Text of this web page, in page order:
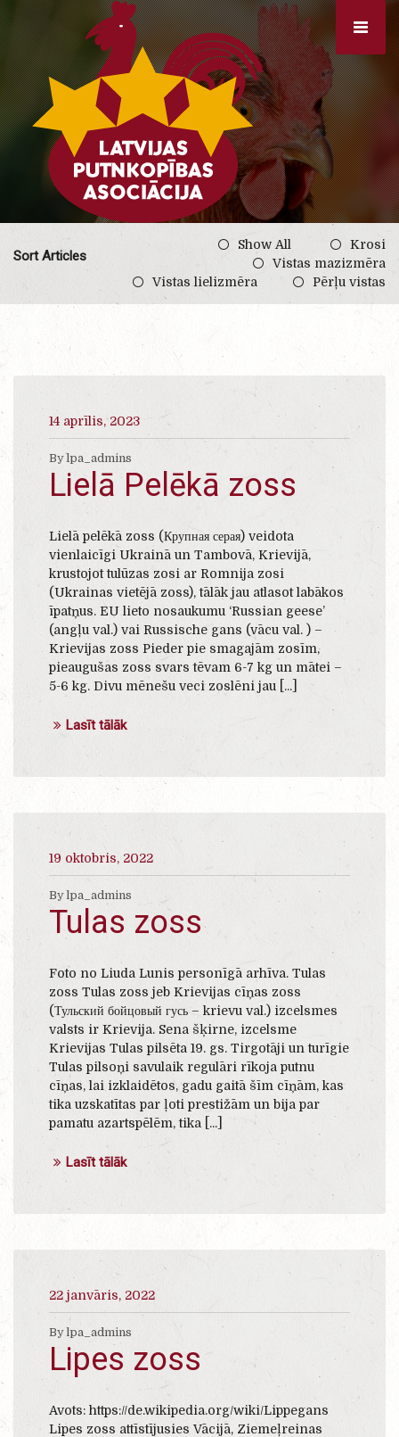
Sort Articles
Show All
Krosi
Vistas mazizmēra
Vistas lielizmēra
Pērļu vistas
14 aprīlis, 2023
By lpa_admins
Lielā Pelēkā zoss
Lielā pelēkā zoss (Крупная серая) veidota
vienlaicīgi Ukrainā un Tambovā, Krievijā,
krustojot tulūzas zosi ar Romnija zosi
(Ukrainas vietējā zoss), tālāk jau atlasot labākos
īpatņus. EU lieto nosaukumu ‘Russian geese’
(angļu val.) vai Russische gans (vācu val. ) –
Krievijas zoss Pieder pie smagajām zosīm,
pieaugušas zoss svars tēvam 6-7 kg un mātei –
5-6 kg. Divu mēnešu veci zoslēni jau [...]
Lasīt tālāk
19 oktobris, 2022
By lpa_admins
Tulas zoss
Foto no Liuda Lunis personīgā arhīva. Tulas
zoss Tulas zoss jeb Krievijas cīņas zoss
(Тульский бойцовый гусь – krievu val.) izcelsmes
valsts ir Krievija. Sena šķirne, izcelsme
Krievijas Tulas pilsēta 19. gs. Tirgotāji un turīgie
Tulas pilsoņi savulaik regulāri rīkoja putnu
cīņas, lai izklaidētos, gadu gaitā šīm cīņām, kas
tika uzskatītas par ļoti prestižām un bija par
pamatu azartspēlēm, tika [...]
Lasīt tālāk
22 janvāris, 2022
By lpa_admins
Lipes zoss
Avots: https://de.wikipedia.org/wiki/Lippegans
Lipes zoss attīstījusies Vācijā, Ziemeļreinas